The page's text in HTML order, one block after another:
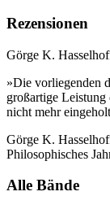
Rezensionen
Görge K.
»Die vorliegenden
großartige
nicht mehr
Görge K.
Philosophisches
Alle Bände